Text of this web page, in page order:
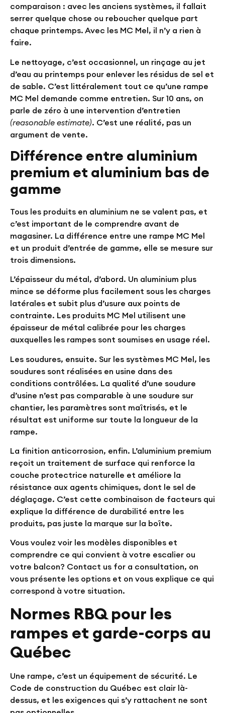
comparaison : avec les anciens systèmes, il fallait
serrer quelque chose ou reboucher quelque part
chaque printemps. Avec les MC Mel, il n’y a rien à
faire.
Le nettoyage, c’est occasionnel, un rinçage au jet
d’eau au printemps pour enlever les résidus de sel et
de sable. C’est littéralement tout ce qu’une rampe
MC Mel demande comme entretien. Sur 10 ans, on
parle de zéro à une intervention d’entretien
(reasonable estimate). C’est une réalité, pas un
argument de vente.
Différence entre aluminium
premium et aluminium bas de
gamme
Tous les produits en aluminium ne se valent pas, et
c’est important de le comprendre avant de
magasiner. La différence entre une rampe MC Mel
et un produit d’entrée de gamme, elle se mesure sur
trois dimensions.
L’épaisseur du métal, d’abord. Un aluminium plus
mince se déforme plus facilement sous les charges
latérales et subit plus d’usure aux points de
contrainte. Les produits MC Mel utilisent une
épaisseur de métal calibrée pour les charges
auxquelles les rampes sont soumises en usage réel.
Les soudures, ensuite. Sur les systèmes MC Mel, les
soudures sont réalisées en usine dans des
conditions contrôlées. La qualité d’une soudure
d’usine n’est pas comparable à une soudure sur
chantier, les paramètres sont maîtrisés, et le
résultat est uniforme sur toute la longueur de la
rampe.
La finition anticorrosion, enfin. L’aluminium premium
reçoit un traitement de surface qui renforce la
couche protectrice naturelle et améliore la
résistance aux agents chimiques, dont le sel de
déglaçage. C’est cette combinaison de facteurs qui
explique la différence de durabilité entre les
produits, pas juste la marque sur la boîte.
Vous voulez voir les modèles disponibles et
comprendre ce qui convient à votre escalier ou
votre balcon? Contact us for a consultation, on
vous présente les options et on vous explique ce qui
correspond à votre situation.
Normes RBQ pour les
rampes et garde-corps au
Québec
Une rampe, c’est un équipement de sécurité. Le
Code de construction du Québec est clair là-
dessus, et les exigences qui s’y rattachent ne sont